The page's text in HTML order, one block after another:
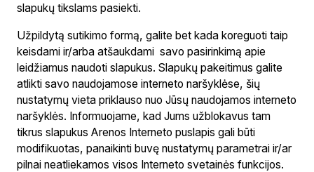
slapukų tikslams pasiekti.
Užpildytą sutikimo formą, galite bet kada koreguoti taip
keisdami ir/arba atšaukdami savo pasirinkimą apie
leidžiamus naudoti slapukus. Slapukų pakeitimus galite
atlikti savo naudojamose interneto naršyklėse, šių
nustatymų vieta priklauso nuo Jūsų naudojamos interneto
naršyklės. Informuojame, kad Jums užblokavus tam
tikrus slapukus Arenos Interneto puslapis gali būti
modifikuotas, panaikinti buvę nustatymų parametrai ir/ar
pilnai neatliekamos visos Interneto svetainės funkcijos.